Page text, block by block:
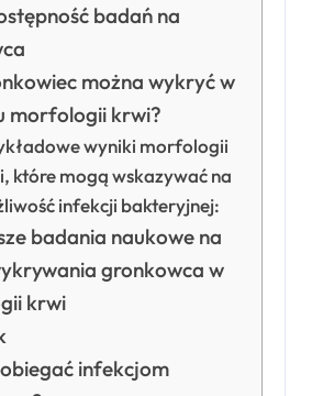
badań na
można wykryć w
morfologii krwi?
wyniki morfologii
które mogą wskazywać na
infekcji bakteryjnej:
badania naukowe na
gronkowca w
krwi
infekcjom